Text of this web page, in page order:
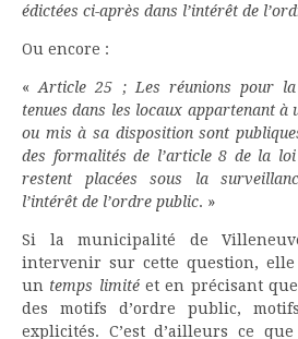
édictées ci-après dans l’intérêt de
Ou encore :
«Article 25 ; Les réunions pour
tenues dans les locaux appartenant à
ou mis à sa disposition sont
des formalités de l’article 8 de la
restent placées sous la
l’intérêt de l’ordre public. »
Si la municipalité de
intervenir sur cette question,
un temps limitéet en précisant
des motifs d’ordre public,
explicités. C’est d’ailleurs ce